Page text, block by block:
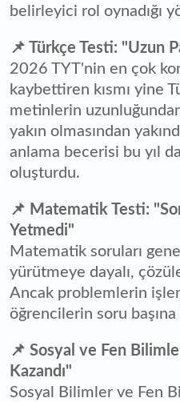
belirleyici rol oynadığı
📌 Türkçe Testi: "Uzun
2026 TYT'nin en çok
kaybettiren kısmı yine
metinlerin
yakın olmasından
anlama becerisi bu yıl
oluşturdu.
📌 Matematik Testi:
Yetmedi"
Matematik soruları
yürütmeye dayalı,
Ancak problemlerin
öğrencilerin soru başına
📌 Sosyal ve Fen
Kazandı"
Sosyal Bilimler ve Fen